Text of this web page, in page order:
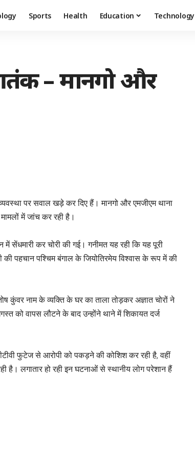
Sports Health Education Technology
– मानगो और
पर सवाल खड़े कर दिए हैं। मानगो और एमजीएम थाना
में जांच कर रही है।
सेंधमारी कर चोरी की गई। गनीमत यह रही कि यह पूरी
पहचान पश्चिम बंगाल के जियोतिरमेय विश्वास के रूप में की
कुंवर नाम के व्यक्ति के घर का ताला तोड़कर अज्ञात चोरों ने
को वापस लौटने के बाद उन्होंने थाने में शिकायत दर्ज
फुटेज से आरोपी को पकड़ने की कोशिश कर रही है, वहीं
है। लगातार हो रही इन घटनाओं से स्थानीय लोग परेशान हैं